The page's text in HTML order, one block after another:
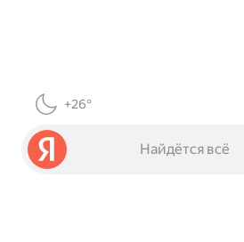
+26°
Найдётся всё